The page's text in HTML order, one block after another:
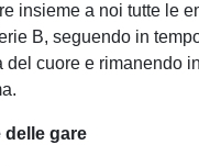
insieme a noi tutte le
B, seguendo in
cuore e rimanendo
delle gare